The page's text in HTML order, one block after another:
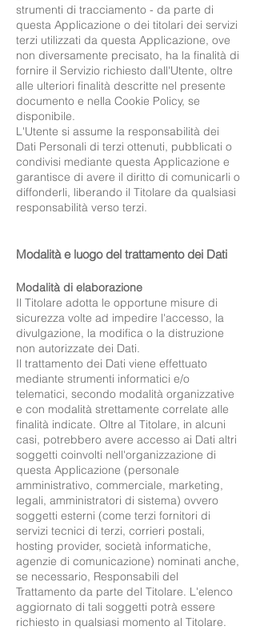
strumenti di tracciamento - da parte di
questa Applicazione o dei titolari dei servizi
terzi utilizzati da questa Applicazione, ove
non diversamente precisato, ha la finalità di
fornire il Servizio richiesto dall'Utente, oltre
alle ulteriori finalità descritte nel presente
documento e nella Cookie Policy, se
disponibile.
L'Utente si assume la responsabilità dei
Dati Personali di terzi ottenuti, pubblicati o
condivisi mediante questa Applicazione e
garantisce di avere il diritto di comunicarli o
diffonderli, liberando il Titolare da qualsiasi
responsabilità verso terzi.
Modalità e luogo del trattamento dei Dati
Modalità di elaborazione
Il Titolare adotta le opportune misure di
sicurezza volte ad impedire l'accesso, la
divulgazione, la modifica o la distruzione
non autorizzate dei Dati.
Il trattamento dei Dati viene effettuato
mediante strumenti informatici e/o
telematici, secondo modalità organizzative
e con modalità strettamente correlate alle
finalità indicate. Oltre al Titolare, in alcuni
casi, potrebbero avere accesso ai Dati altri
soggetti coinvolti nell'organizzazione di
questa Applicazione (personale
amministrativo, commerciale, marketing,
legali, amministratori di sistema) ovvero
soggetti esterni (come terzi fornitori di
servizi tecnici di terzi, corrieri postali,
hosting provider, società informatiche,
agenzie di comunicazione) nominati anche,
se necessario, Responsabili del
Trattamento da parte del Titolare. L'elenco
aggiornato di tali soggetti potrà essere
richiesto in qualsiasi momento al Titolare.